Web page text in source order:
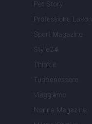
Pet Story
Professione Lavoro
Sport Magazine
Style24
Think.it
Tuobenessere
Viaggiamo
Nonne Magazine